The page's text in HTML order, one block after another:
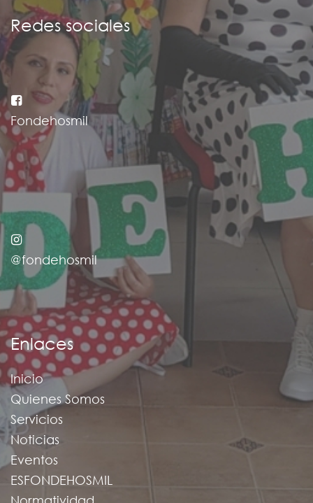
Redes sociales
Fondehosmil
@fondehosmil
Enlaces
Inicio
Quienes Somos
Servicios
Noticias
Eventos
ESFONDEHOSMIL